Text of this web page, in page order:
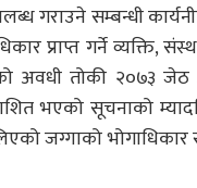
गराउने सम्बन्धी
प्राप्त गर्ने व्यक्ति,
अवधी तोकी २०७३
भएको सूचनाको
जग्गाको